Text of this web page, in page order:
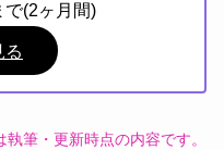
で(2ヶ月間)
る
筆・更新時点の内容です。